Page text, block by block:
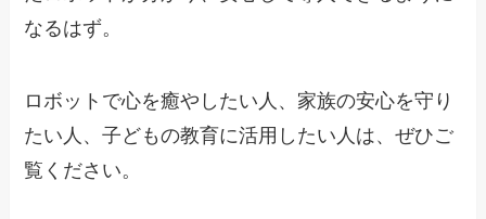
なるはず。
ロボットで心を癒やしたい人、家族の安心を守り
たい人、子どもの教育に活用したい人は、ぜひご
覧ください。